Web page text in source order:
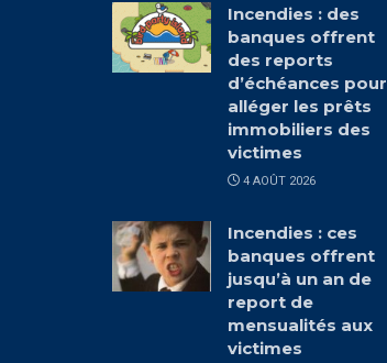
Incendies : des
banques offrent
des reports
d’échéances pour
alléger les prêts
immobiliers des
victimes
4 AOÛT 2026
Incendies : ces
banques offrent
jusqu’à un an de
report de
mensualités aux
victimes